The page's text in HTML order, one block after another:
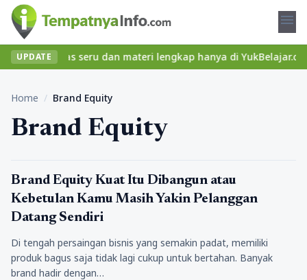
menu
UPDATE
kelas seru dan materi lengkap hanya di
Home / Brand Equity
Brand Equity
Bisnis Digital
Brand Equity Kuat Itu Dibangun atau
Kebetulan Kamu Masih Yakin Pelanggan
Datang Sendiri
Di tengah persaingan bisnis yang semakin padat, memiliki
produk bagus saja tidak lagi cukup untuk bertahan. Banyak
brand hadir dengan…